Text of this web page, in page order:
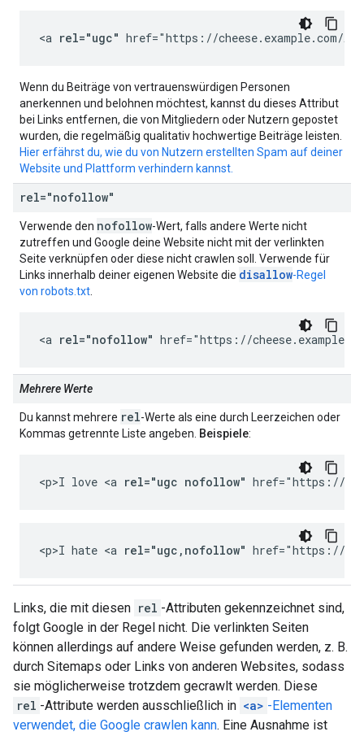
<a rel="ugc" href="https://cheese.example.com/
Wenn du Beiträge von vertrauenswürdigen Personen
anerkennen und belohnen möchtest, kannst du dieses Attribut
bei Links entfernen, die von Mitgliedern oder Nutzern gepostet
wurden, die regelmäßig qualitativ hochwertige Beiträge leisten.
Hier erfährst du, wie du von Nutzern erstellten Spam auf deiner
Website und Plattform verhindern kannst.
rel="nofollow"
Verwende den nofollow-Wert, falls andere Werte nicht
zutreffen und Google deine Website nicht mit der verlinkten
Seite verknüpfen oder diese nicht crawlen soll. Verwende für
Links innerhalb deiner eigenen Website die disallow-Regel
von robots.txt
<a rel="nofollow" href="https://
Mehrere Werte
Du kannst mehrere rel-Werte als eine durch Leerzeichen oder
Kommas getrennte Liste angeben. Beispiele:
<p>I love <a rel="ugc nofollow" href="https://
<p>I hate <a rel="ugc,nofollow" href="https://
Links, die mit diesen rel -Attributen gekennzeichnet sind,
folgt Google in der Regel nicht. Die verlinkten Seiten
können allerdings auf andere Weise gefunden werden, z. B.
durch Sitemaps oder Links von anderen Websites, sodass
sie möglicherweise trotzdem gecrawlt werden. Diese
rel -Attribute werden ausschließlich in <a> -Elementen
verwendet, die Google crawlen kann. Eine Ausnahme ist